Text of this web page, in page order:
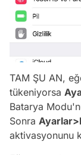
TAM ŞU AN,
tükeniyorsa
Batarya
Sonra
aktivasyonunu